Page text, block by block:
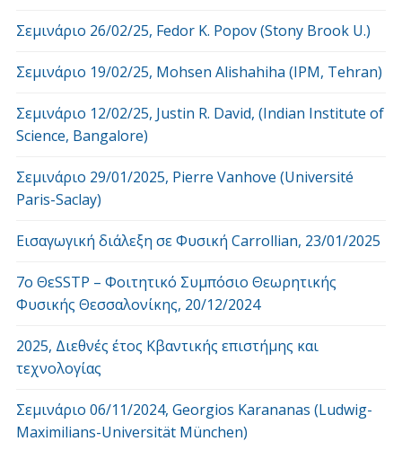
Σεμινάριο 26/02/25, Fedor K. Popov (Stony Brook U.)
Σεμινάριο 19/02/25, Mohsen Alishahiha (IPM, Tehran)
Σεμινάριο 12/02/25, Justin R. David, (Indian Institute of
Science, Bangalore)
Σεμινάριο 29/01/2025, Pierre Vanhove (Université
Paris-Saclay)
Εισαγωγική διάλεξη σε Φυσική Carrollian, 23/01/2025
7o ΘεSSTP – Φοιτητικό Συμπόσιο Θεωρητικής
Φυσικής Θεσσαλονίκης, 20/12/2024
2025, Διεθνές έτος Κβαντικής επιστήμης και
τεχνολογίας
Σεμινάριο 06/11/2024, Georgios Karananas (Ludwig-
Maximilians-Universität München)